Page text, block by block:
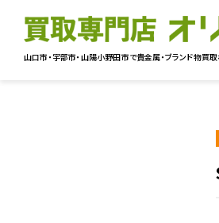
山口市・宇部市・山陽小野田市で貴金属・ブランド物買取